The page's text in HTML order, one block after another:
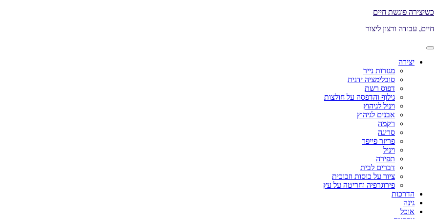
דלג
כשיצירה פוגשת חיים
חיים, עבודה ורצון ליצור
תפריט
יצירה
מגזרות נייר
סובלימציה ידנית
דפוס רשת
גילוף והדפסה על חולצות
ויניל לגיהוץ
אבנים לגיהוץ
רקמה
סריגה
פריזר פייפר
ויניל
תפירה
דברים לבית
ציור על כוסות וזכוכית
פירוגרפיה וחריטה על עץ
הדרכות
גינה
אוכל